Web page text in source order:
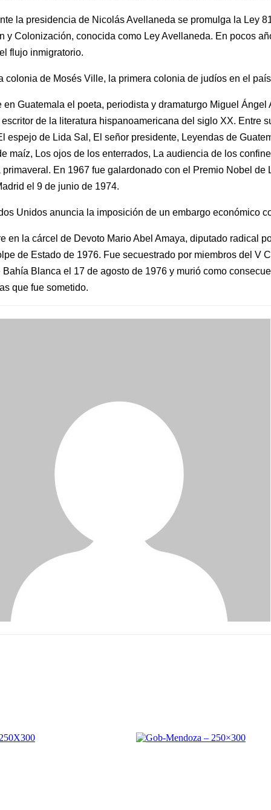
la presidencia de Nicolás Avellaneda se promulga la Ley
y Colonización, conocida como Ley Avellaneda. En pocos
flujo inmigratorio.
colonia de Mosés Ville, la primera colonia de judíos en el
en Guatemala el poeta, periodista y dramaturgo Miguel Ángel
de la literatura hispanoamericana del siglo XX. Entre
espejo de Lida Sal, El señor presidente, Leyendas de
maíz, Los ojos de los enterrados, La audiencia de los
En 1967 fue galardonado con el Premio Nobel de
el 9 de junio de 1974.
Unidos anuncia la imposición de un embargo económico
en la cárcel de Devoto Mario Abel Amaya, diputado radical
de Estado de 1976. Fue secuestrado por miembros del V
Bahía Blanca el 17 de agosto de 1976 y murió como
que fue sometido.